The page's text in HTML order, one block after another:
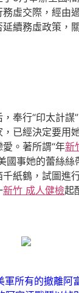
虛交際，經由
續務虛政策，
行“印太計謀”
已經決定要用
。著所謂“年新
國事她的蕾絲絲
紙鶴，試圖進
新竹 成人健檢起
所有的撤離阿